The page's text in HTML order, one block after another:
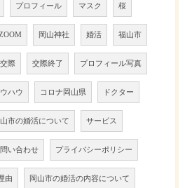
プロフィール マスク 桜
岡山神社 婚活 福山市
際 交際終了 プロフィール写真
ハウ コロナ岡山県 ドクター
山市の婚活について サービス
い合わせ プライバシーポリシー
由 岡山市の婚活の内容について